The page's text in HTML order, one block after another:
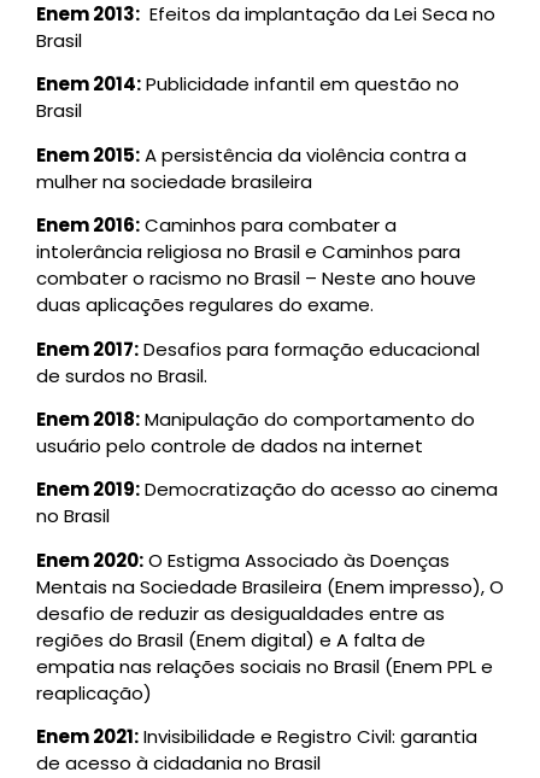
Enem 2013: Efeitos da implantação da Lei Seca no
Brasil
Enem 2014:Publicidade infantil em questão no
Brasil
Enem 2015:A persistência da violência contra a
mulher na sociedade brasileira
Enem 2016:Caminhos para combater a
intolerância religiosa no Brasil e Caminhos para
combater o racismo no Brasil – Neste ano houve
duas aplicações regulares do exame.
Enem 2017:Desafios para formação educacional
de surdos no Brasil.
Enem 2018:Manipulação do comportamento do
usuário pelo controle de dados na internet
Enem 2019:Democratização do acesso ao cinema
no Brasil
Enem 2020:O Estigma Associado às Doenças
Mentais na Sociedade Brasileira (Enem impresso), O
desafio de reduzir as desigualdades entre as
regiões do Brasil (Enem digital) e A falta de
empatia nas relações sociais no Brasil (Enem PPL e
reaplicação)
Enem 2021:Invisibilidade e Registro Civil: garantia
de acesso à cidadania no Brasil